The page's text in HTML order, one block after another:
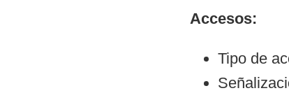
Accesos:
Tipo de